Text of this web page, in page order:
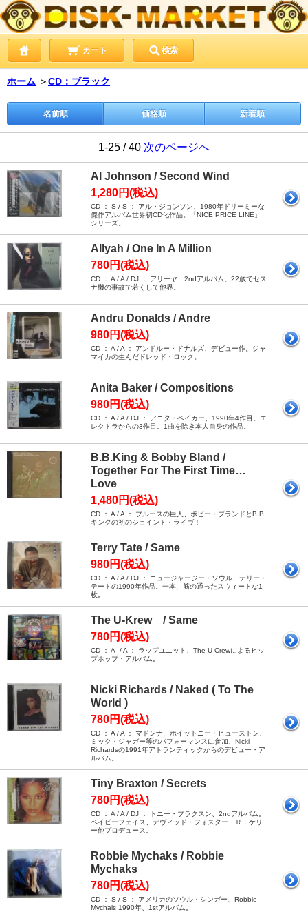
カート 検索
ホーム ＞CD：ブラック
名前順 価格順 新着順
1-25 / 40 次のページへ
Al Johnson / Second Wind
1,280円(税込)
CD ： S / S ： アル・ジョンソン、1980年ドリーミーな
傑作アルバム世界初CD化作品。「NICE PRICE LINE」
シリーズ。
Allyah / One In A Million
780円(税込)
CD ： A / A / DJ ： アリーヤ、2ndアルバム。22歳でセス
ナ機の事故で若くして他界。
Andru Donalds / Andre
980円(税込)
CD ： A / A ： アンドルー・ドナルズ、デビュー作。ジャ
マイカの生んだドレッド・ロック。
Anita Baker / Compositions
980円(税込)
CD ： A / A / DJ ： アニタ・ベイカー、1990年4作目。エ
レクトラからの3作目。1曲を除き本人自身の作品。
B.B.King & Bobby Bland /
Together For The First Time…
Love
1,480円(税込)
CD ： A / A ： ブルースの巨人、ボビー・ブランドとB.B.
キングの初のジョイント・ライヴ！
Terry Tate / Same
980円(税込)
CD ： A / A / DJ ： ニュージャージー・ソウル、テリー・
テートの1990年作品。一本、筋の通ったスウィートな1
枚。
The U-Krew / Same
780円(税込)
CD ： A- / A ： ラップユニット、The U-Crewによるヒッ
プホップ・アルバム。
Nicki Richards / Naked ( To The
World )
780円(税込)
CD ： A / A ： マドンナ、ホイットニー・ヒューストン、
ミック・ジャガー等のパフォーマンスに参加、Nicki
Richardsの1991年アトランティックからのデビュー・ア
ルバム。
Tiny Braxton / Secrets
780円(税込)
CD ： A / A / DJ ： トニー・ブラクスン、2ndアルバム。
ベイビーフェイス、デヴィッド・フォスター、Ｒ．ケリ
ー他プロデュース。
Robbie Mychaks / Robbie
Mychaks
780円(税込)
CD ： S / S ： アメリカのソウル・シンガー、Robbie
Mychals 1990年、1stアルバム。